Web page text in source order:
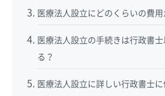
医療法人設立にどのくらいの費用
医療法人設立の手続きは行政書
る？
医療法人設立に詳しい行政書士